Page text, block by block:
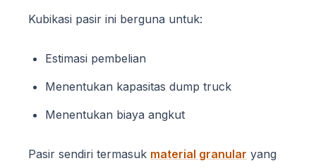
Kubikasi pasir ini berguna untuk:
Estimasi pembelian
Menentukan kapasitas dump truck
Menentukan biaya angkut
Pasir sendiri termasuk material granular yang